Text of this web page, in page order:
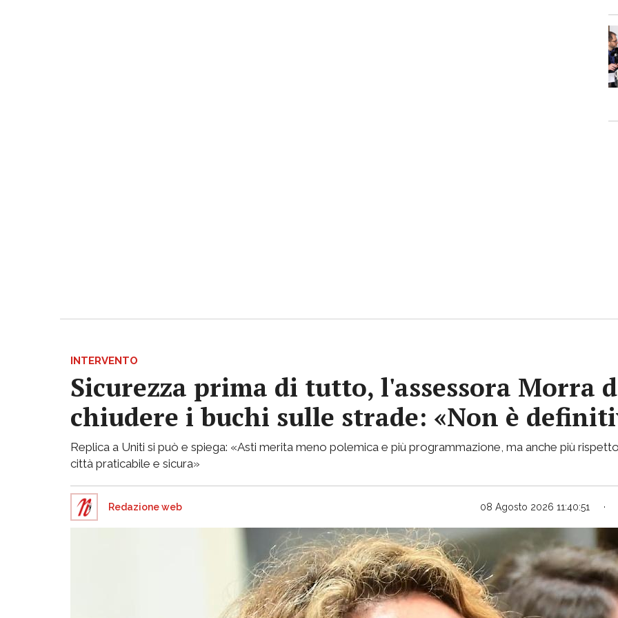
INTERVENTO
Sicurezza prima di tutto, l'assessora Morra
chiudere i buchi sulle strade: «Non è
Replica a Uniti si può e spiega: «Asti merita meno polemica e più programmazione, ma anche più
città praticabile e sicura»
Redazione web 08 Agosto 2026 11:40:51